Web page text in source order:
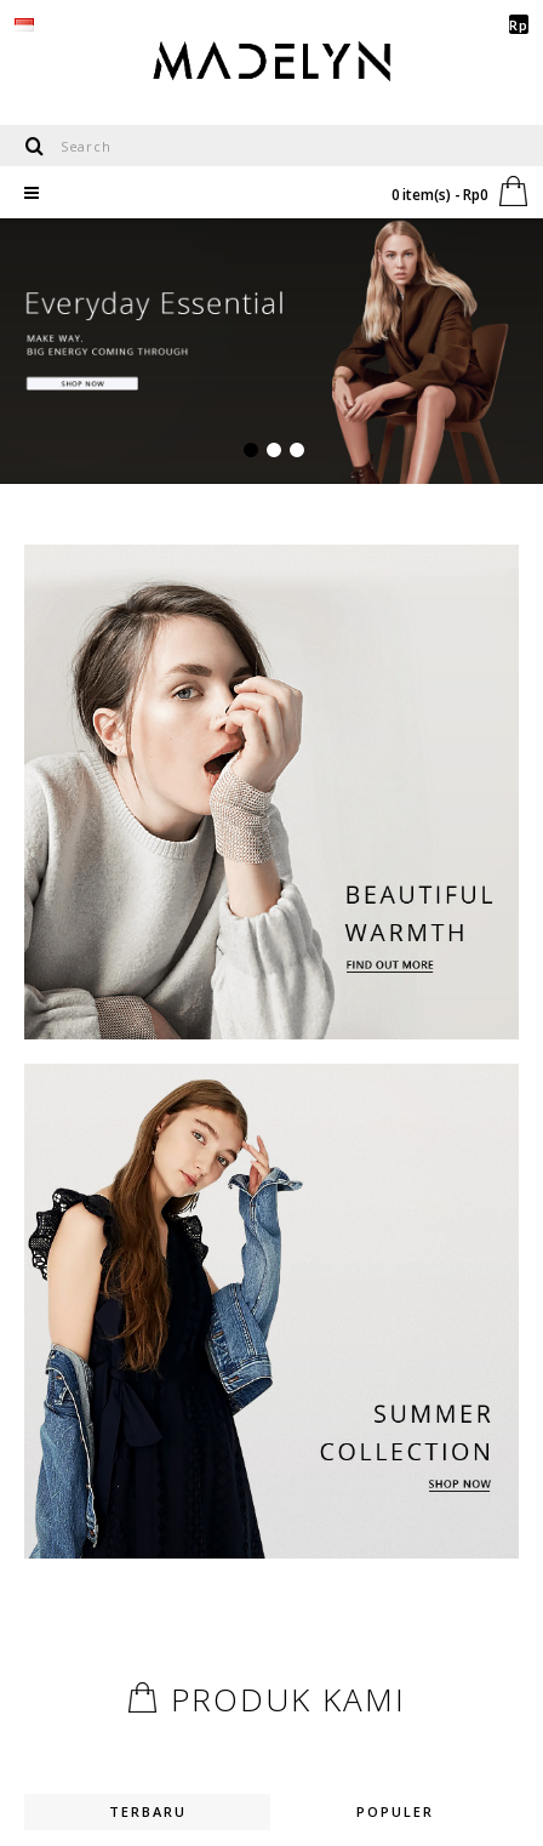
Rp
0 item(s) - Rp0
PRODUK KAMI
TERBARU POPULER